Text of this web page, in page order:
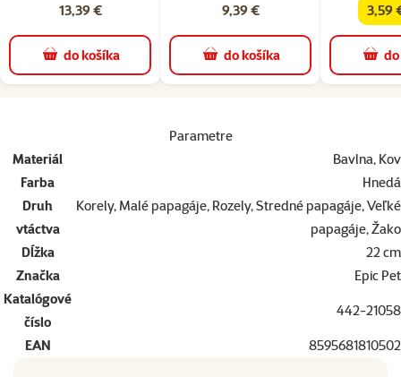
13,39 €
do košíka
9,39 €
do košíka
3,59
superzoo.product.detail.contentParametre
Materiál
Bavlna, Kov
Farba
Hnedá
Druh
vtáctva
Korely, Malé papagáje, Rozely, Stredné papagáje, Veľké
papagáje, Žako
Dĺžka
22 cm
Značka
Epic Pet
Katalógové
číslo
442-21058
EAN 8595681810502